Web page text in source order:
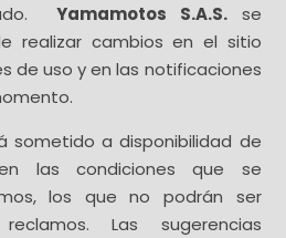
Yamamotos S.A.S.se
realizar cambios en el sitio
de uso y en las notificaciones
sometido a disponibilidad de
las condiciones que se
los que no podrán ser
Las sugerencias